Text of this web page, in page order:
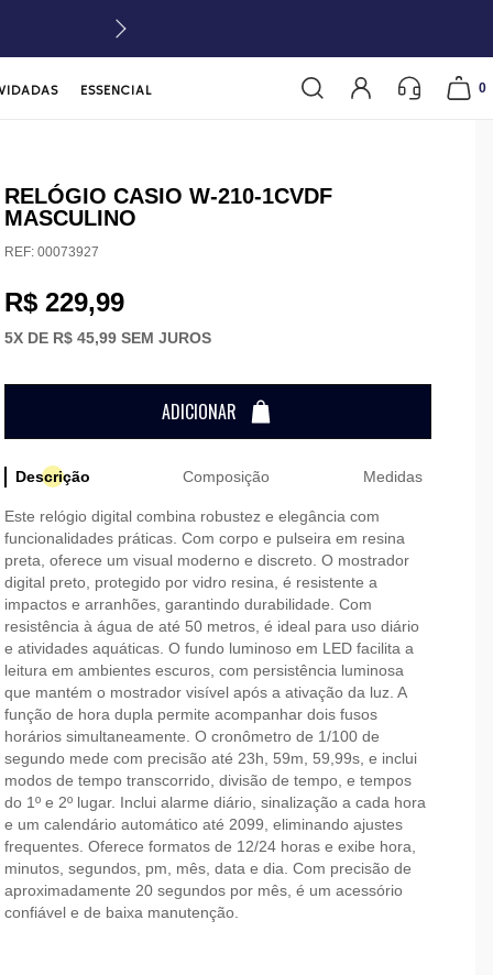
ESSENCIAL 0
RELÓGIO CASIO W-210-1CVDF
MASCULINO
REF: 00073927
R$ 229,99
5X DE R$ 45,99SEM JUROS
ADICIONAR
Descrição Composição Medidas
Este relógio digital combina robustez e elegância com
funcionalidades práticas. Com corpo e pulseira em resina
preta, oferece um visual moderno e discreto. O mostrador
digital preto, protegido por vidro resina, é resistente a
impactos e arranhões, garantindo durabilidade. Com
resistência à água de até 50 metros, é ideal para uso diário
e atividades aquáticas. O fundo luminoso em LED facilita a
leitura em ambientes escuros, com persistência luminosa
que mantém o mostrador visível após a ativação da luz. A
função de hora dupla permite acompanhar dois fusos
horários simultaneamente. O cronômetro de 1/100 de
segundo mede com precisão até 23h, 59m, 59,99s, e inclui
modos de tempo transcorrido, divisão de tempo, e tempos
do 1º e 2º lugar. Inclui alarme diário, sinalização a cada hora
e um calendário automático até 2099, eliminando ajustes
frequentes. Oferece formatos de 12/24 horas e exibe hora,
minutos, segundos, pm, mês, data e dia. Com precisão de
aproximadamente 20 segundos por mês, é um acessório
confiável e de baixa manutenção.